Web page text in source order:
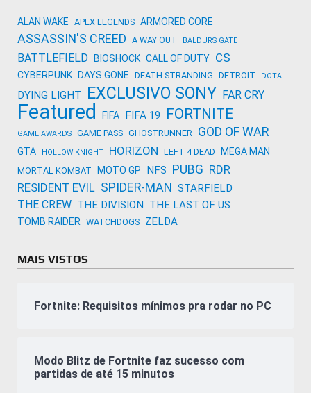
ALAN WAKE APEX LEGENDS ARMORED CORE
ASSASSIN'S CREED A WAY OUT BALDURS GATE
BATTLEFIELD BIOSHOCK CALL OF DUTY CS
CYBERPUNK DAYS GONE DEATH STRANDING DETROIT DOTA
DYING LIGHT EXCLUSIVO SONY FAR CRY
Featured FIFA FIFA 19 FORTNITE
GAME AWARDS GAME PASS GHOSTRUNNER GOD OF WAR
GTA HOLLOW KNIGHT HORIZON LEFT 4 DEAD MEGA MAN
MORTAL KOMBAT MOTO GP NFS PUBG RDR
RESIDENT EVIL SPIDER-MAN STARFIELD
THE CREW THE DIVISION THE LAST OF US
TOMB RAIDER WATCHDOGS ZELDA
MAIS VISTOS
Fortnite: Requisitos mínimos pra rodar no PC
Modo Blitz de Fortnite faz sucesso com
partidas de até 15 minutos